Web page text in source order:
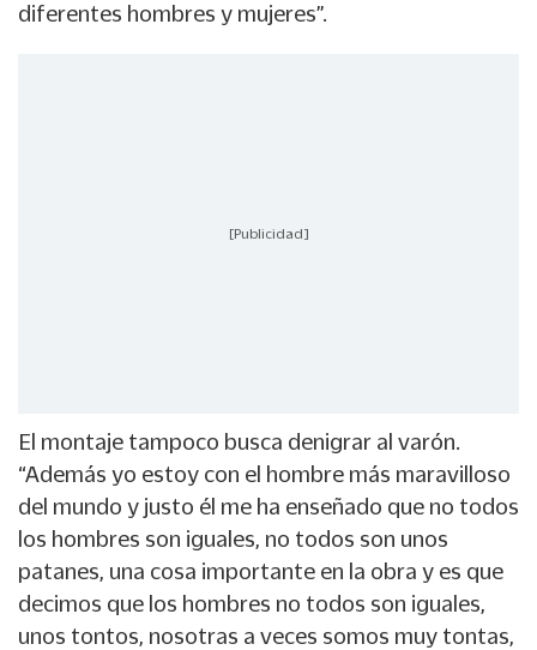
diferentes hombres y mujeres”.
[Publicidad]
El montaje tampoco busca denigrar al varón.
“Además yo estoy con el hombre más maravilloso
del mundo y justo él me ha enseñado que no todos
los hombres son iguales, no todos son unos
patanes, una cosa importante en la obra y es que
decimos que los hombres no todos son iguales,
unos tontos, nosotras a veces somos muy tontas,